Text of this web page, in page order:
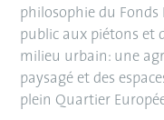
philosophie du Fonds
public aux piétons et
milieu urbain: une
paysagé et des
plein Quartier